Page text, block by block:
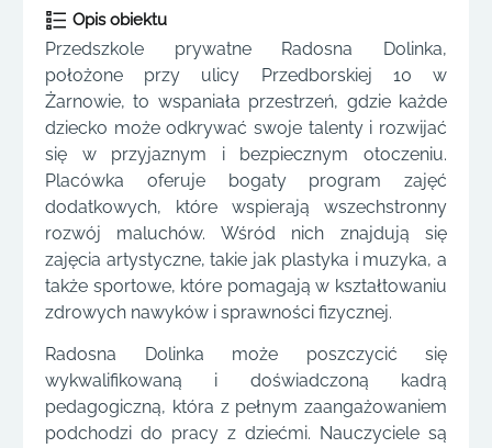
Opis obiektu
Przedszkole prywatne Radosna Dolinka,
położone przy ulicy Przedborskiej 10 w
Żarnowie, to wspaniała przestrzeń, gdzie każde
dziecko może odkrywać swoje talenty i rozwijać
się w przyjaznym i bezpiecznym otoczeniu.
Placówka oferuje bogaty program zajęć
dodatkowych, które wspierają wszechstronny
rozwój maluchów. Wśród nich znajdują się
zajęcia artystyczne, takie jak plastyka i muzyka, a
także sportowe, które pomagają w kształtowaniu
zdrowych nawyków i sprawności fizycznej.
Radosna Dolinka może poszczycić się
wykwalifikowaną i doświadczoną kadrą
pedagogiczną, która z pełnym zaangażowaniem
podchodzi do pracy z dziećmi. Nauczyciele są